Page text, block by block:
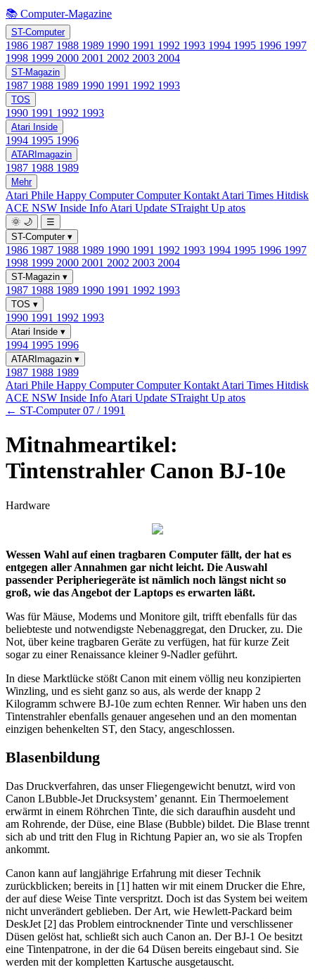
📚 Computer-Magazine
ST-Computer
1986 1987 1988 1989 1990 1991 1992 1993 1994 1995 1996 1997
1998 1999 2000 2001 2002 2003 2004
ST-Magazin
1987 1988 1989 1990 1991 1992 1993
TOS
1990 1991 1992 1993
Atari Inside
1994 1995 1996
ATARImagazin
1987 1988 1989
Mehr
Atari Phile Happy ComputerComputer Kontakt Atari Times Hitdisk
ACE NSW Inside Info Atari Update STraight Up atos
🌞 🌙
☰
ST-Computer ▾
1986 1987 1988 1989 1990 1991 1992 1993 1994 1995 1996 1997
1998 1999 2000 2001 2002 2003 2004
ST-Magazin ▾
1987 1988 1989 1990 1991 1992 1993
TOS ▾
1990 1991 1992 1993
Atari Inside ▾
1994 1995 1996
ATARImagazin ▾
1987 1988 1989
Atari Phile Happy ComputerComputer Kontakt Atari Times Hitdisk
ACE NSW Inside Info Atari Update STraight Up atos
← ST-Computer 07 / 1991
Mitnahmeartikel:
Tintenstrahler Canon BJ-10e
Hardware
Wessen Wahl auf einen tragbaren Computer fällt, der hat es
entgegen aller Annahmen gar nicht leicht. Die Auswahl
passender Peripheriegeräte ist nämlich noch längst nicht so
groß, wie das Angebot der Laptops es erwarten läßt.
Was für Mäuse, Modems und Monitore gilt, trifft ebenfalls für das
beliebteste und notwendigste Nebenaggregat, den Drucker, zu. Die
Not, über keine tragbaren Geräte zu verfügen, hat für kurze Zeit
sogar zu einer Renaissance kleiner 9-Nadler geführt.
In diese Marktlücke stößt Canon mit einem völlig neu konzipierten
Winzling, und es sieht ganz so aus, als werde der knapp 2
Kilogramm schwere BJ-10e zum echten Renner. Wir haben uns den
Tintenstrahler ebenfalls genauer angesehen und an den momentan
einzigen behenkelten ST, den Stacy, angeschlossen.
Blasenbildung
Das Druckverfahren, das unser Fliegengewicht benutzt, wird von
Canon LBubble-Jet Drucksystem’ genannt. Ein Thermoelement
erwärmt in einem Röhrchen Tinte, die sich daraufhin ausdeht und
am Rohrende, der Düse, eine Blase (Bubble) bildet. Die Blase trennt
sich ab und tritt den Flug in Richtung Papier an, wo sie als Tropfen
ankommt.
Canon kann auf langjährige Erfahrung mit dieser Technik
zurückblicken; bereits in [1] hatten wir mit einem Drucker die Ehre,
der auf diese Weise Tinte verspritzt. Doch ist das System bei weitem
nicht unverändert geblieben. Der Art, wie Hewlett-Packard beim
DeskJet [2] das Problem eintrocknender Tinte und verschlissener
Düsen gelöst hat, schließt sich auch Canon an. Der BJ-1 Oe besitzt
eine Tintenpatrone, in der die 64 Düsen bereits eingebaut sind. Sie
werden mit der kompletten Kartusche ausgetauscht.